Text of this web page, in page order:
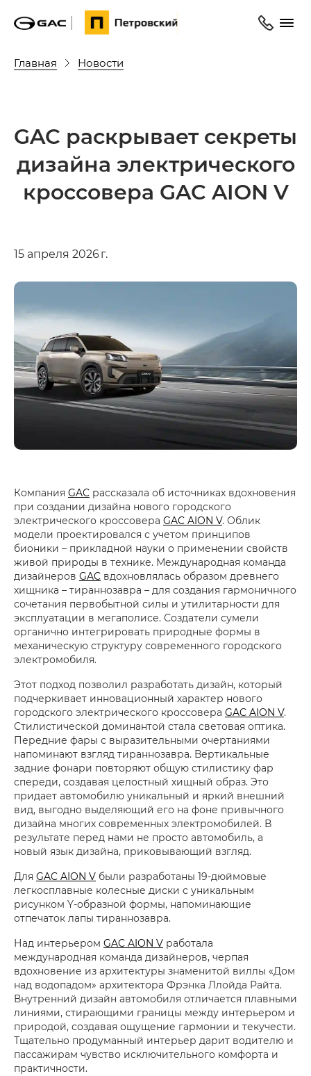
Главная Новости
GAC раскрывает секреты
дизайна электрического
кроссовера GAC AION V
15 апреля 2026 г.
Компания GAC рассказала об источниках вдохновения
при создании дизайна нового городского
электрического кроссовера GAC AION V. Облик
модели проектировался с учетом принципов
бионики – прикладной науки о применении свойств
живой природы в технике. Международная команда
дизайнеров GAC вдохновлялась образом древнего
хищника – тираннозавра – для создания гармоничного
сочетания первобытной силы и утилитарности для
эксплуатации в мегаполисе. Создатели сумели
органично интегрировать природные формы в
механическую структуру современного городского
электромобиля.
Этот подход позволил разработать дизайн, который
подчеркивает инновационный характер нового
городского электрического кроссовера GAC AION V.
Стилистической доминантой стала световая оптика.
Передние фары с выразительными очертаниями
напоминают взгляд тираннозавра. Вертикальные
задние фонари повторяют общую стилистику фар
спереди, создавая целостный хищный образ. Это
придает автомобилю уникальный и яркий внешний
вид, выгодно выделяющий его на фоне привычного
дизайна многих современных электромобилей. В
результате перед нами не просто автомобиль, а
новый язык дизайна, приковывающий взгляд.
Для GAC AION V были разработаны 19-дюймовые
легкосплавные колесные диски с уникальным
рисунком Y-образной формы, напоминающие
отпечаток лапы тираннозавра.
Над интерьером GAC AION V работала
международная команда дизайнеров, черпая
вдохновение из архитектуры знаменитой виллы «Дом
над водопадом» архитектора Фрэнка Ллойда Райта.
Внутренний дизайн автомобиля отличается плавными
линиями, стирающими границы между интерьером и
природой, создавая ощущение гармонии и текучести.
Тщательно продуманный интерьер дарит водителю и
пассажирам чувство исключительного комфорта и
практичности.